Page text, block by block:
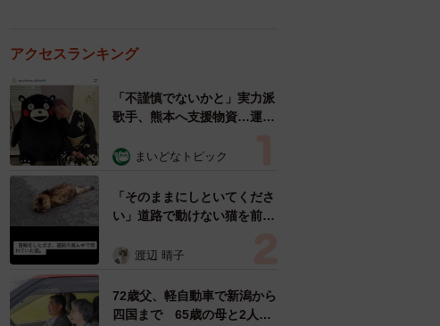
アクセスランキング
「不謹慎でないかと」実力派
歌手、熊本へ支援物資…運搬
めらい 「痛いほど伝わる」
まいどなトピック
「そのままにしといてくださ
い」道路で動けない猫を前に
ようとした4日間 「命の重
表の訴え
渡辺 晴子
72歳父、軽自動車で新潟から
四国まで 65歳の母と2人で